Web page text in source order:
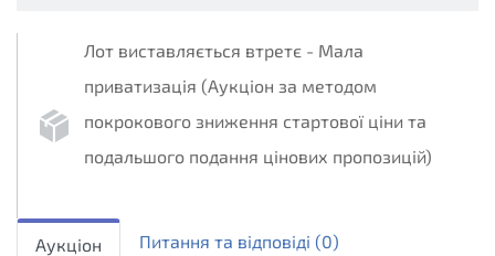
Лот виставляється втретє - Мала
приватизація (Аукціон за методом
покрокового зниження стартової ціни та
подальшого подання цінових пропозицій)
Аукціон
Питання та вiдповiдi (0)